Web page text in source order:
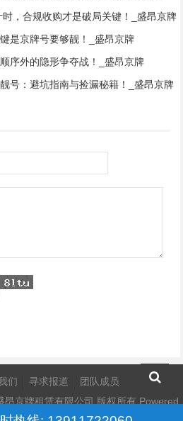
，合规收购才是破局关键！_盛昂京牌
是京牌号要够靓！_盛昂京牌
序外的隐形争夺战！_盛昂京牌
号：避坑指南与捡漏秘籍！_盛昂京牌
们 寻求报道
团队成员
京牌租赁有限公司 版权所有 Powered